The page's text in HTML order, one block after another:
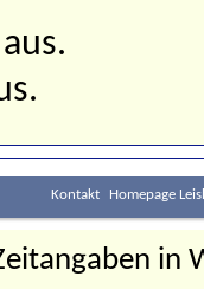
aus.
.
Kontakt Homepage
in